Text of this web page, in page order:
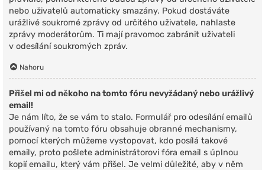
nebo uživatelů automaticky smazány. Pokud dostáváte
urážlivé soukromé zprávy od určitého uživatele, nahlaste
zprávy moderátorům. Ti mají pravomoc zabránit uživateli
v odesílání soukromých zpráv.
Nahoru
Přišel mi od někoho na tomto fóru nevyžádaný nebo urážlivý
email!
Je nám líto, že se vám to stalo. Formulář pro odesílání emailů
používaný na tomto fóru obsahuje obranné mechanismy,
pomocí kterých můžeme vystopovat, kdo posílá takové
emaily, proto pošlete administrátorovi fóra email s úplnou
kopií emailu, který vám přišel. Je velmi důležité, aby v něm